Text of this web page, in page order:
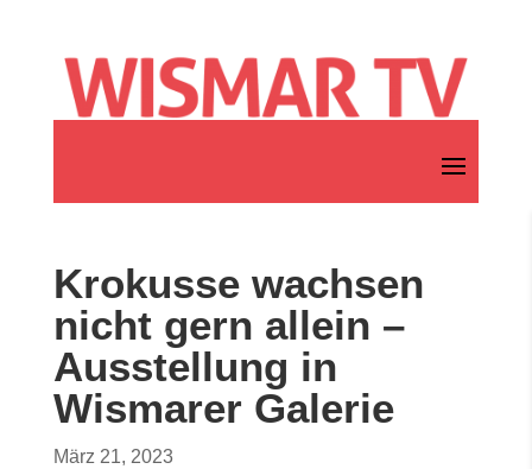
Krokusse wachsen
nicht gern allein –
Ausstellung in
Wismarer Galerie
März 21, 2023